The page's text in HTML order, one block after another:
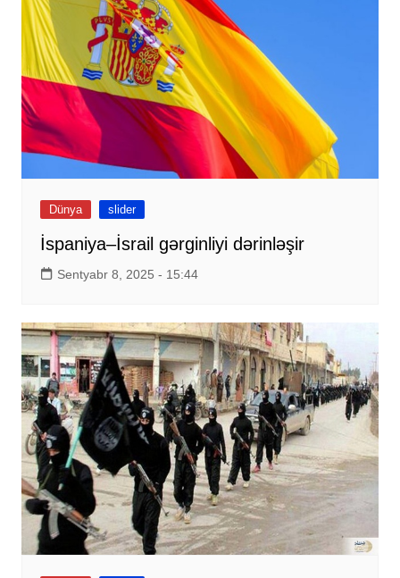
Dünya slider
İspaniya–İsrail gərginliyi dərinləşir
Sentyabr 8, 2025 - 15:44